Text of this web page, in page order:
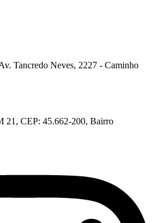
Tancredo Neves, 2227 - Caminho
21, CEP: 45.662-200, Bairro